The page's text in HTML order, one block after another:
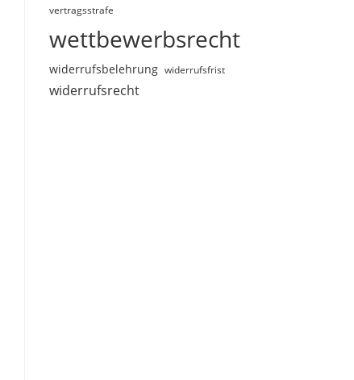
vertragsstrafe
wettbewerbsrecht
widerrufsbelehrung widerrufsfrist
widerrufsrecht